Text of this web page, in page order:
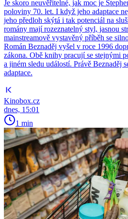
Je skoro neuvěřitelné, jak moc je
poloviny 70. let. I když jeho adaptace
jeho předloh skýtá i tak potenciál na
romány mají rozeznatelný styl, jasnou
mainstreamově vystavěný příběh se
Román Beznaděj vyšel v roce 1996
zákona. Obě knihy pracují se stejnými
a jiném sledu událostí. Právě Beznaděj
adaptace.
Kinobox.cz
dnes, 15:01
1 min